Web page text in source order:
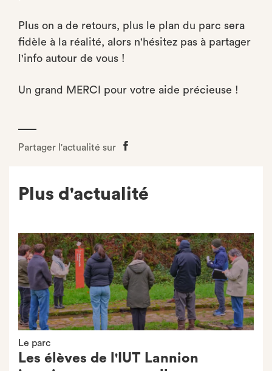
Plus on a de retours, plus le plan du parc sera
fidèle à la réalité, alors n'hésitez pas à partager
l'info autour de vous !
Un grand MERCI pour votre aide précieuse !
Partager l'actualité sur
Partager
Plus d'actualité
Le parc
Les élèves de l'IUT Lannion